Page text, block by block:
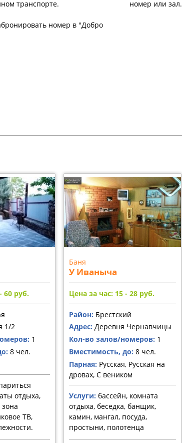
транспорте.
номер в "Добро
номер или зал.
60 руб.
1/2
1
8 чел.
отдыха,
ТВ,
Баня
У Иваныча
Цена за час: 15 - 28 руб.
Район: Брестский
Адрес: Деревня Чернавчицы
Кол-во залов/номеров: 1
Вместимость, до: 8 чел.
Парная: Русская, Русская на
дровах, С веником
Услуги: бассейн, комната
отдыха, беседка, банщик,
камин, мангал, посуда,
простыни, полотенца